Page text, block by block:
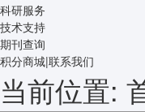
科研服务
技术支持
期刊查询
积分商城|联系我们
当前位置: